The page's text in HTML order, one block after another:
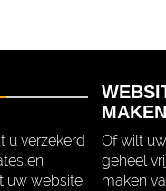
u verzekerd
en
uw website
Of wilt
geheel
maken